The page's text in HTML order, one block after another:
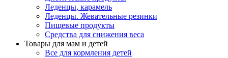
Леденцы, карамель
Леденцы. Жевательные резинки
Пищевые продукты
Средства для снижения веса
Товары для мам и детей
Все для кормления детей